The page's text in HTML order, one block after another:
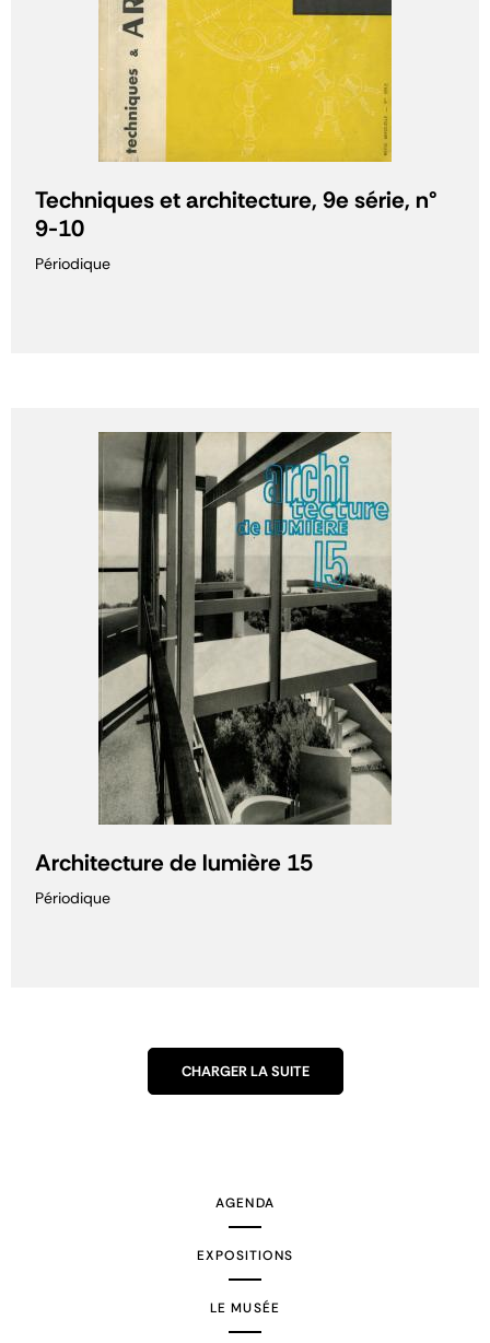
Techniques et architecture, 9e série, n°
9-10
Périodique
Architecture de lumière 15
Périodique
CHARGER LA SUITE
AGENDA
EXPOSITIONS
LE MUSÉE